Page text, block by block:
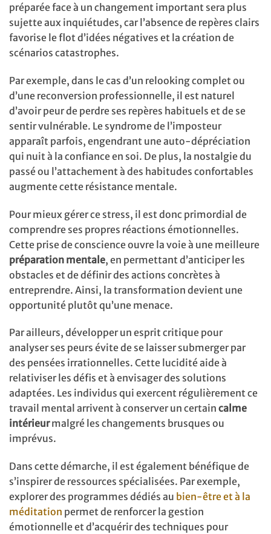
préparée face à un changement important sera plus
sujette aux inquiétudes, car l’absence de repères clairs
favorise le flot d’idées négatives et la création de
scénarios catastrophes.
Par exemple, dans le cas d’un relooking complet ou
d’une reconversion professionnelle, il est naturel
d’avoir peur de perdre ses repères habituels et de se
sentir vulnérable. Le syndrome de l’imposteur
apparaît parfois, engendrant une auto-dépréciation
qui nuit à la confiance en soi. De plus, la nostalgie du
passé ou l’attachement à des habitudes confortables
augmente cette résistance mentale.
Pour mieux gérer ce stress, il est donc primordial de
comprendre ses propres réactions émotionnelles.
Cette prise de conscience ouvre la voie à une meilleure
préparation mentale, en permettant d’anticiper les
obstacles et de définir des actions concrètes à
entreprendre. Ainsi, la transformation devient une
opportunité plutôt qu’une menace.
Par ailleurs, développer un esprit critique pour
analyser ses peurs évite de se laisser submerger par
des pensées irrationnelles. Cette lucidité aide à
relativiser les défis et à envisager des solutions
adaptées. Les individus qui exercent régulièrement ce
travail mental arrivent à conserver un certain calme
intérieurmalgré les changements brusques ou
imprévus.
Dans cette démarche, il est également bénéfique de
s’inspirer de ressources spécialisées. Par exemple,
explorer des programmes dédiés au bien-être et à la
méditation permet de renforcer la gestion
émotionnelle et d’acquérir des techniques pour